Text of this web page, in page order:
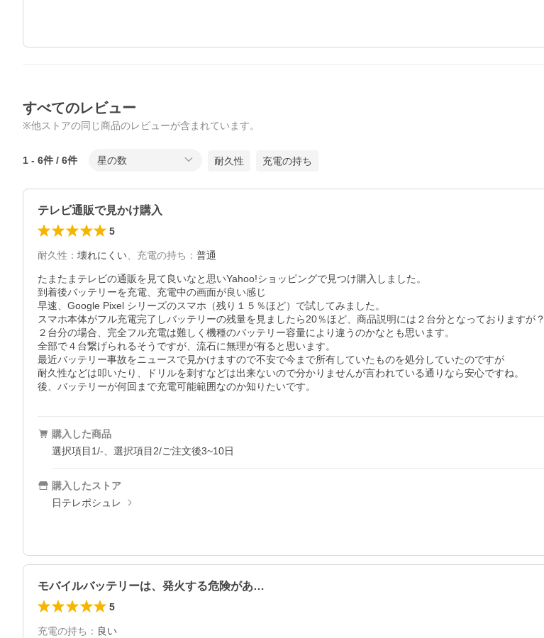
すべてのレビュー
※他ストアの同じ商品のレビューが含まれています。
1 - 6件 / 6件 星の数 耐久性 充電の持ち
テレビ通販で見かけ購入
5
耐久性 ： 壊れにくい、 充電の持ち ： 普通
たまたまテレビの通販を見て良いなと思いYahoo!ショッピングで見つけ購入しました。
到着後バッテリーを充電、充電中の画面が良い感じ
早速、Google Pixel シリーズのスマホ（残り１５％ほど）で試してみました。
スマホ本体がフル充電完了しバッテリーの残量を見ましたら20％ほど、商品説明には２台分となっておりますが？
２台分の場合、完全フル充電は難しく機種のバッテリー容量により違うのかなとも思います。
全部で４台繋げられるそうですが、流石に無理が有ると思います。
最近バッテリー事故をニュースで見かけますので不安で今まで所有していたものを処分していたのですが
耐久性などは叩いたり、ドリルを刺すなどは出来ないので分かりませんが言われている通りなら安心ですね。
後、バッテリーが何回まで充電可能範囲なのか知りたいです。
購入した商品
選択項目1/-、選択項目2/ご注文後3~10日
購入したストア
日テレポシュレ
モバイルバッテリーは、発火する危険があ…
5
充電の持ち ： 良い